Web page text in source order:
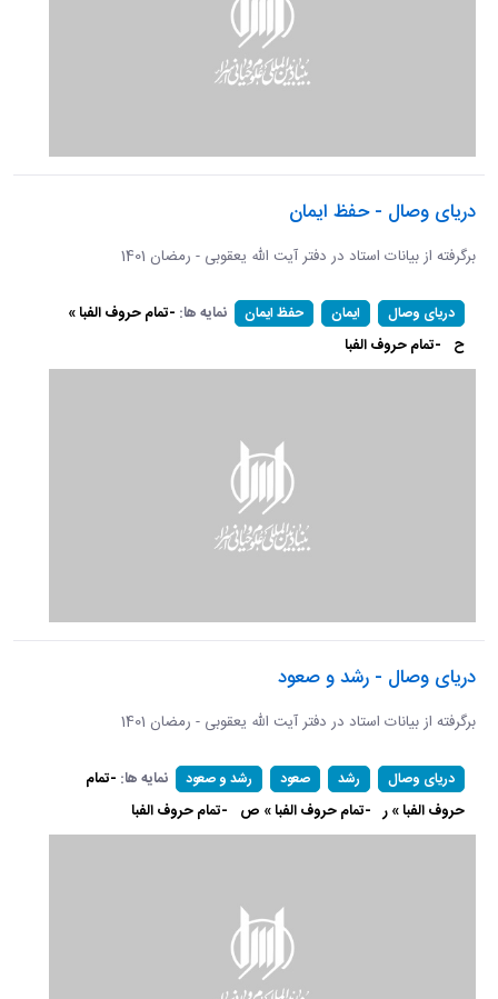
دریای وصال - حفظ ایمان
برگرفته از بیانات استاد در دفتر آیت الله یعقوبی - رمضان 1401
دریای وصال ایمان حفظ ایمان نمایه ها: -تمام حروف الفبا »
ح -تمام حروف الفبا
دریای وصال - رشد و صعود
برگرفته از بیانات استاد در دفتر آیت الله یعقوبی - رمضان 1401
دریای وصال رشد صعود رشد و صعود نمایه ها: -تمام
حروف الفبا » ر -تمام حروف الفبا » ص -تمام حروف الفبا